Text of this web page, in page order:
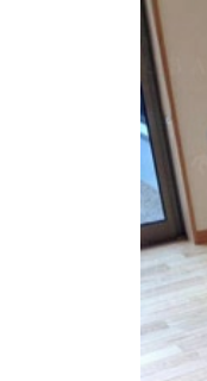
特別なダイニン
一枚板用のテー
樹種紹介
コーディネート
メンテナンス方法